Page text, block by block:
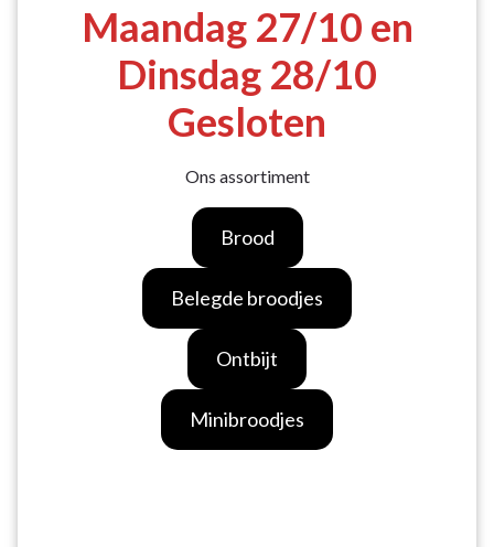
Maandag 27/10 en
Dinsdag 28/10
Gesloten
Ons assortiment
Brood
Belegde broodjes
Ontbijt
Minibroodjes